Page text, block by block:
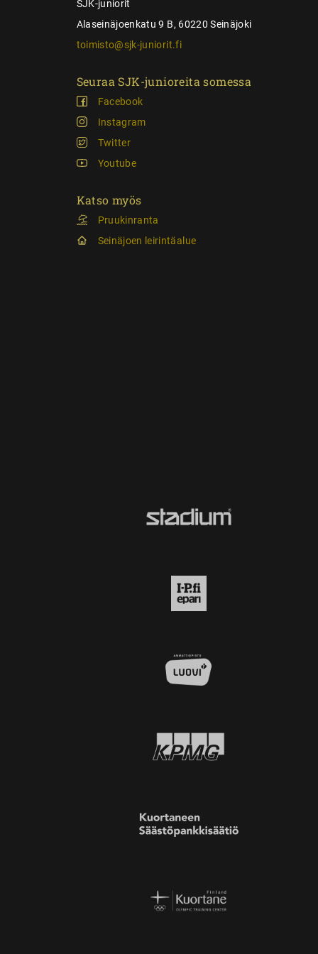
SJK-juniorit
Alaseinäjoenkatu 9 B, 60220 Seinäjoki
toimisto@sjk-juniorit.fi
Seuraa SJK-junioreita somessa
Facebook
Instagram
Twitter
Youtube
Katso myös
Pruukinranta
Seinäjoen leirintäalue